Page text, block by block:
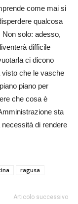
come mai si
qualcosa
solo: adesso,
difficile
ci dicono
visto che le vasche
piano per
che cosa è
sta
di rendere
ragusa
Articolo successivo